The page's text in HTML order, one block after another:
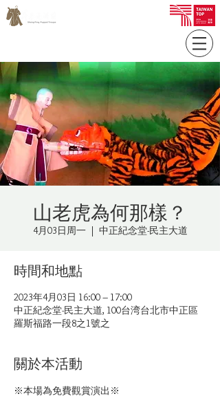
山老虎為何那樣？
4月03日周一
  |
中正紀念堂-民主大道
時間和地點
2023年4月03日 16:00 – 17:00
中正紀念堂-民主大道, 100台湾台北市中正區
羅斯福路一段8之1號之
關於本活動
※本場為免費觀賞演出※